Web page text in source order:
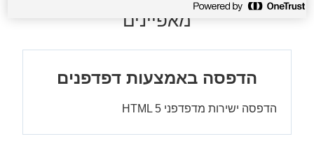
מאפיינים
הדפסה באמצעות דפדפנים
הדפסה ישירות מדפדפני HTML 5